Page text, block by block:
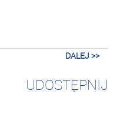
DALEJ >>
UDOSTĘPNIJ